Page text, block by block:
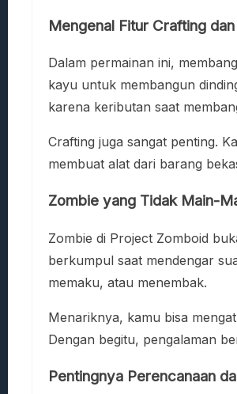
Mengenal Fitur Crafting
Dalam permainan ini,
kayu untuk membangun
karena keributan saat
Crafting juga sangat penting.
membuat alat dari barang
Zombie yang Tidak Main-
Zombie di Project Zomboid
berkumpul saat mendengar
memaku, atau menembak.
Menariknya, kamu bisa
Dengan begitu, pengalaman
Pentingnya Perencanaan